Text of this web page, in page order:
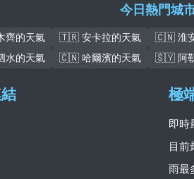
今日熱門城
的天氣 🇹🇷 安卡拉的天氣 🇨🇳 淮
的天氣
🇨🇳 哈爾濱的天氣 🇸🇾 阿
極
即時
目前
雨最